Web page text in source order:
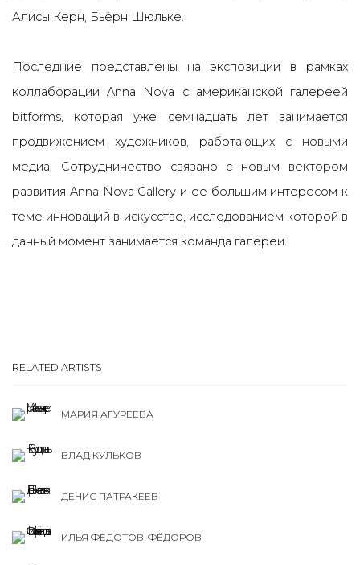
Алисы Керн, Бьёрн Шюльке.
Последние представлены на экспозиции в рамках
коллаборации Anna Nova с американской галереей
bitforms, которая уже семнадцать лет занимается
продвижением художников, работающих с новыми
медиа. Сотрудничество связано с новым вектором
развития Anna Nova Gallery и ее большим интересом к
теме инноваций в искусстве, исследованием которой в
данный момент занимается команда галереи.
RELATED ARTISTS
МАРИЯ АГУРЕЕВА
ВЛАД КУЛЬКОВ
ДЕНИС ПАТРАКЕЕВ
ИЛЬЯ ФЕДОТОВ-ФЁДОРОВ